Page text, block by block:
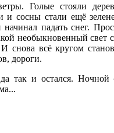
Голые стояли
и сосны стали ещё
падать снег.
необыкновенный свет
снова всё кругом
дороги.
так и остался. Ночной
.